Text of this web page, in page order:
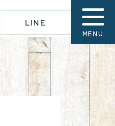
LINE
MENU